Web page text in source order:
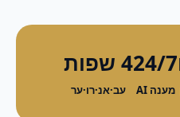
24/7
מענה AI
4 שפות
עב·אנ·רו·ער